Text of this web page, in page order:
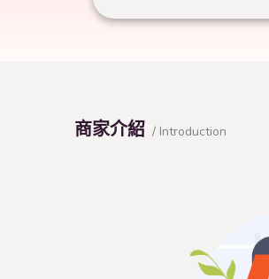
商家介紹 / Introduction